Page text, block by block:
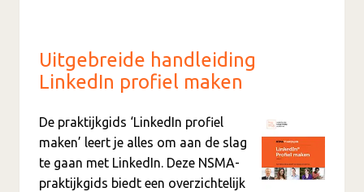
Uitgebreide handleiding
LinkedIn profiel maken
De praktijkgids ‘LinkedIn profiel
maken’ leert je alles om aan de slag
te gaan met LinkedIn. Deze NSMA-
praktijkgids biedt een overzichtelijk